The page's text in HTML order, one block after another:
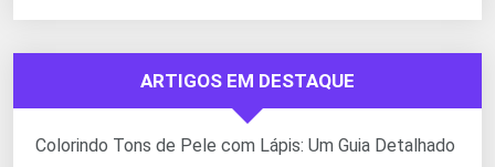
ARTIGOS EM DESTAQUE
Colorindo Tons de Pele com Lápis: Um Guia Detalhado